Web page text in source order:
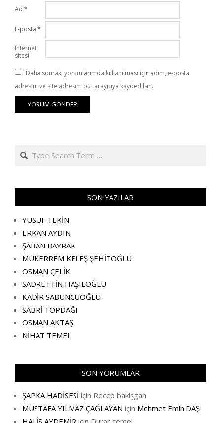
Ad *
E-posta *
İnternet
sitesi
Daha sonraki yorumlarımda kullanılması için adım, e-posta
adresim ve site adresim bu tarayıcıya kaydedilsin.
Search
SON YAZILAR
YUSUF TEKİN
ERKAN AYDIN
ŞABAN BAYRAK
MÜKERREM KELEŞ ŞEHİTOĞLU
OSMAN ÇELİK
SADRETTİN HAŞILOĞLU
KADİR SABUNCUOĞLU
SABRİ TOPDAĞI
OSMAN AKTAŞ
NİHAT TEMEL
SON YORUMLAR
ŞAPKA HADİSESİ için Recep bakişgan
MUSTAFA YILMAZ ÇAĞLAYAN için Mehmet Emin DAŞ
HALİS AYDEMİR için Duran temel